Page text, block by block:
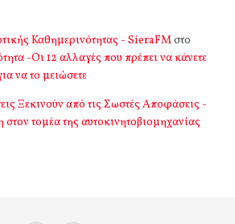
Καθημερινότητας - SieraFMστο
-Οι 12 αλλαγές που πρέπει να κάνετε
να το μειώσετε
Ξεκινούν από τις Σωστές Αποφάσεις -
στον τομέα της αυτοκινητοβιομηχανίας